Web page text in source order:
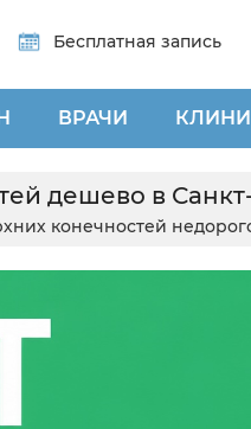
Бесплатная запись
ВРАЧИ
дешево в
конечностей